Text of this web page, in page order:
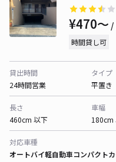
¥470〜 /
時間貸し可
貸出時間
24時間営業
タイプ
平置き
長さ
460cm 以下
車幅
180cm
対応車種
オートバイ軽自動車コンパクト